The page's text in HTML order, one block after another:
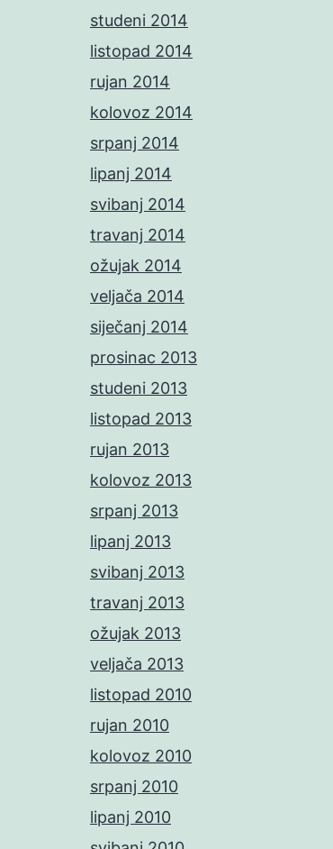
studeni 2014
listopad 2014
rujan 2014
kolovoz 2014
srpanj 2014
lipanj 2014
svibanj 2014
travanj 2014
ožujak 2014
veljača 2014
siječanj 2014
prosinac 2013
studeni 2013
listopad 2013
rujan 2013
kolovoz 2013
srpanj 2013
lipanj 2013
svibanj 2013
travanj 2013
ožujak 2013
veljača 2013
listopad 2010
rujan 2010
kolovoz 2010
srpanj 2010
lipanj 2010